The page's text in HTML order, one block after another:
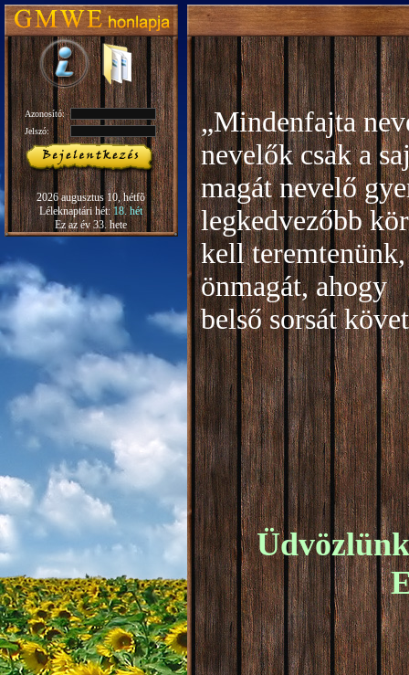
Azonosító:
Jelszó:
2026 augusztus 10, hétfõ
Léleknaptári hét:18. hét
Ez az év 33. hete
„Mindenfajta
nevelők csak a
magát nevelő
legkedvezőbb
kell
önmagát, ahogy
belső sorsát